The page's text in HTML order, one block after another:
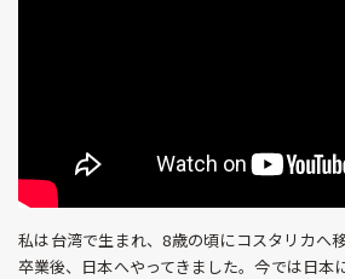
私は台湾で生まれ、8歳の頃にコスタリカへ
卒業後、日本へやってきました。今では日本